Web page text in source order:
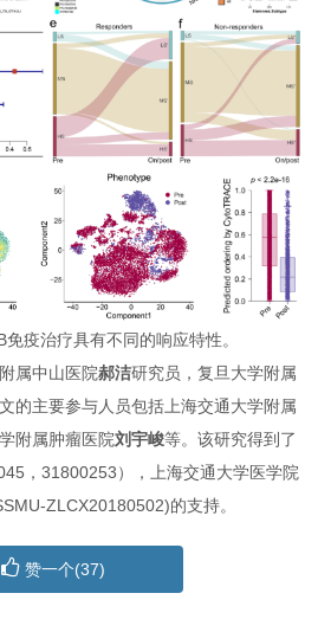
疫治疗具有不同的响应特性。
属中山医院郝洁研究员，复旦大学附属
的主要参与人员包括上海交通大学附属
附属肿瘤医院刘宇峻等。该研究得到了
，31800253），上海交通大学医学院
ZLCX20180502)的支持。
赞一个(37)